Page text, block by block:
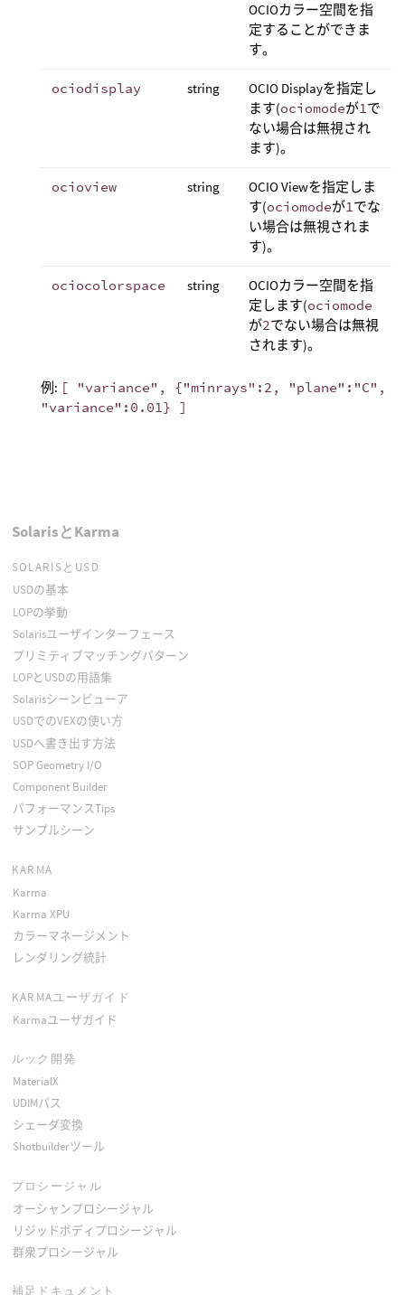
OCIOカラー空間を指
定することができま
す。
ociodisplay string
OCIO Displayを指定し
ます(ociomodeが1で
ない場合は無視され
ます)。
ocioview string
OCIO Viewを指定しま
す(ociomodeが1でな
い場合は無視されま
す)。
ociocolorspace string
OCIOカラー空間を指
定します(ociomode
が2でない場合は無視
されます)。
例: [ "variance", {"minrays":2, "plane":"C",
"variance":0.01} ]
SolarisとKarma
SOLARISとUSD
USDの基本
LOPの挙動
Solarisユーザインターフェース
プリミティブマッチングパターン
LOPとUSDの用語集
Solarisシーンビューア
USDでのVEXの使い方
USDへ書き出す方法
SOP Geometry I/O
Component Builder
パフォーマンスTips
サンプルシーン
KARMA
Karma
Karma XPU
カラーマネージメント
レンダリング統計
KARMAユーザガイド
Karmaユーザガイド
ルック開発
MaterialX
UDIMパス
シェーダ変換
Shotbuilderツール
プロシージャル
オーシャンプロシージャル
リジッドボディプロシージャル
群衆プロシージャル
補足ドキュメント